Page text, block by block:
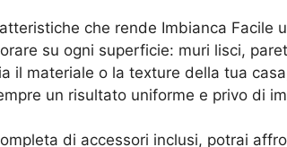
che rende Imbianca Facile
su ogni superficie: muri lisci,
il materiale o la texture della tua
un risultato uniforme e privo di
di accessori inclusi, potrai